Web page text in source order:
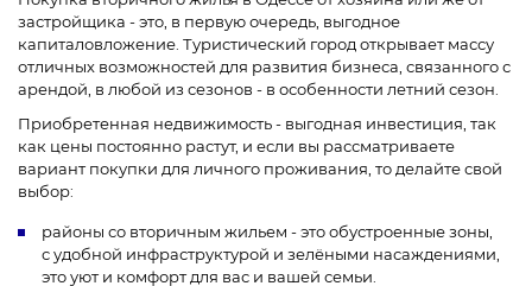
застройщика - это, в первую очередь, выгодное
капиталовложение. Туристический город открывает массу
отличных возможностей для развития бизнеса, связанного с
арендой, в любой из сезонов - в особенности летний сезон.
Приобретенная недвижимость - выгодная инвестиция, так
как цены постоянно растут, и если вы рассматриваете
вариант покупки для личного проживания, то делайте свой
выбор:
районы со вторичным жильем - это обустроенные зоны,
с удобной инфраструктурой и зелёными насаждениями,
это уют и комфорт для вас и вашей семьи.